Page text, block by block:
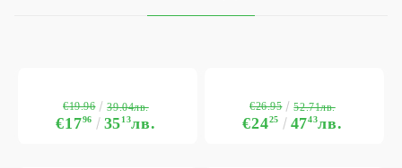
€1796 3513лв.
€19.96 39.04лв.
€2425 4743лв.
€26.95 52.71лв.